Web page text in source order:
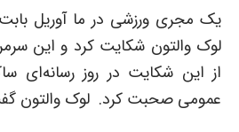
یک مجری ورزشی در ما آوریل
لوک والتون شکایت کرد و این
از این شکایت در روز رسانه‌ای
عمومی صحبت کرد. لوک والتون